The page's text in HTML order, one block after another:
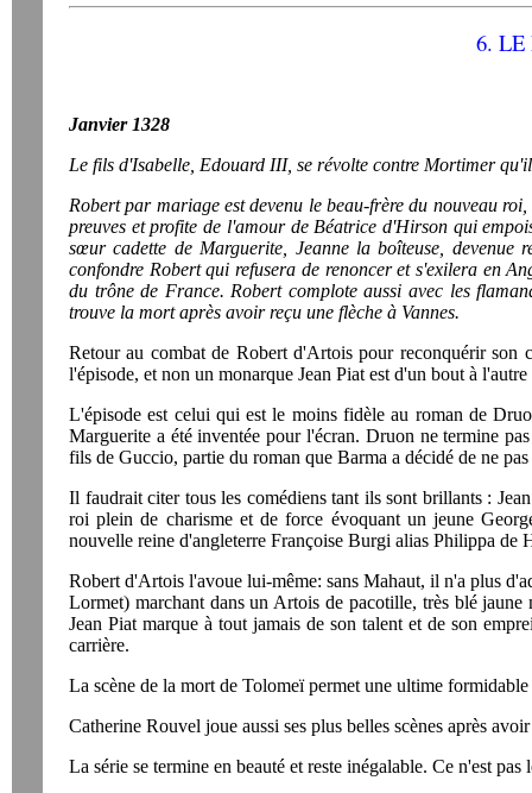
6. LE
Janvier 1328
Le fils d'Isabelle, Edouard III, se révolte contre Mortimer
Robert par mariage est devenu le beau-frère du nouveau
preuves et profite de l'amour de Béatrice d'Hirson qui
sœur cadette de Marguerite, Jeanne la boîteuse,
confondre Robert qui refusera de renoncer et s'exilera en
du trône de France. Robert complote aussi avec les
trouve la mort après avoir reçu une flèche à Vannes.
Retour au combat de Robert d'Artois pour reconquérir son
l'épisode, et non un monarque Jean Piat est d'un bout à
L'épisode est celui qui est le moins fidèle au roman de
Marguerite a été inventée pour l'écran. Druon ne termine
fils de Guccio, partie du roman que Barma a décidé de ne pas
Il faudrait citer tous les comédiens tant ils sont brillants :
roi plein de charisme et de force évoquant un jeune
nouvelle reine d'angleterre Françoise Burgi alias Philippa de
Robert d'Artois l'avoue lui-même: sans Mahaut, il n'a plus
Lormet) marchant dans un Artois de pacotille, très blé jaune
Jean Piat marque à tout jamais de son talent et de son
carrière.
La scène de la mort de Tolomeï permet une ultime
Catherine Rouvel joue aussi ses plus belles scènes après
La série se termine en beauté et reste inégalable. Ce n'est